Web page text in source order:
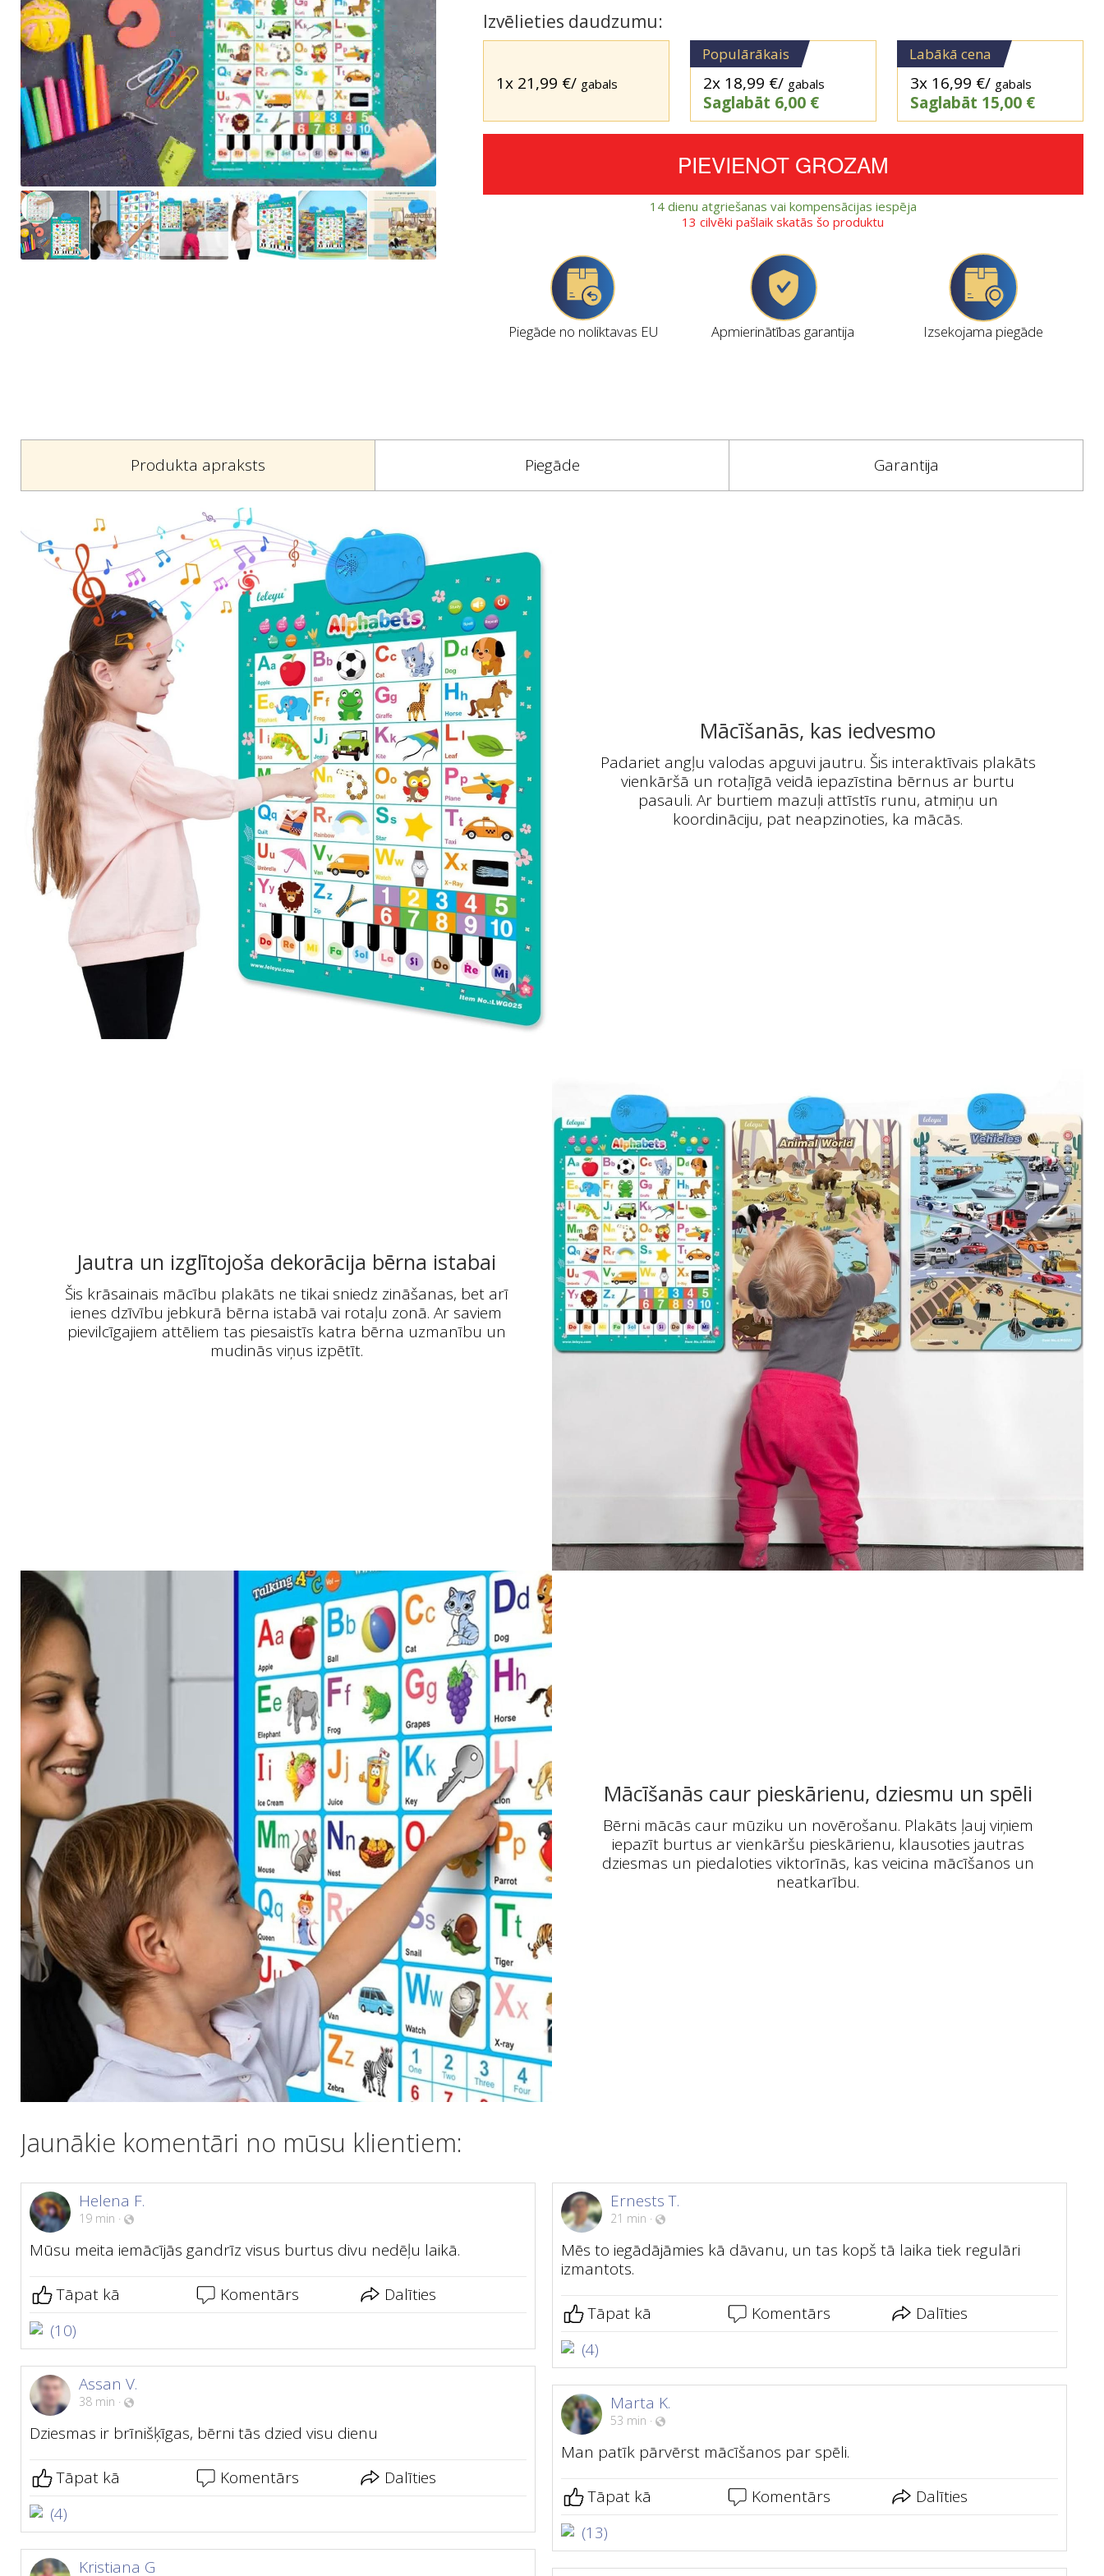
Izvēlieties daudzumu:
1x 21,99 €/ gabals
Populārākais
2x 18,99 €/ gabals
Saglabāt 6,00 €
Labākā cena
3x 16,99 €/ gabals
Saglabāt 15,00 €
PIEVIENOT GROZAM
14 dienu atgriešanas vai kompensācijas iespēja
13 cilvēki pašlaik skatās šo produktu
Piegāde no noliktavas EU Apmierinātības garantija Izsekojama piegāde
Produkta apraksts Piegāde Garantija
Mācīšanās, kas iedvesmo
Padariet angļu valodas apguvi jautru. Šis interaktīvais plakāts
vienkāršā un rotaļīgā veidā iepazīstina bērnus ar burtu
pasauli. Ar burtiem mazuļi attīstīs runu, atmiņu un
koordināciju, pat neapzinoties, ka mācās.
Jautra un izglītojoša dekorācija bērna istabai
Šis krāsainais mācību plakāts ne tikai sniedz zināšanas, bet arī
ienes dzīvību jebkurā bērna istabā vai rotaļu zonā. Ar saviem
pievilcīgajiem attēliem tas piesaistīs katra bērna uzmanību un
mudinās viņus izpētīt.
Mācīšanās caur pieskārienu, dziesmu un spēli
Bērni mācās caur mūziku un novērošanu. Plakāts ļauj viņiem
iepazīt burtus ar vienkāršu pieskārienu, klausoties jautras
dziesmas un piedaloties viktorīnās, kas veicina mācīšanos un
neatkarību.
Jaunākie komentāri no mūsu klientiem:
Helena F.
19 min ·
Mūsu meita iemācījās gandrīz visus burtus divu nedēļu laikā.
Tāpat kā Komentārs
Dalīties
(10)
Assan V.
38 min ·
Dziesmas ir brīnišķīgas, bērni tās dzied visu dienu
Tāpat kā Komentārs
Dalīties
(4)
Kristiana G
Ernests T.
21 min ·
Mēs to iegādājāmies kā dāvanu, un tas kopš tā laika tiek regulāri
izmantots.
Tāpat kā Komentārs
Dalīties
(4)
Marta K.
53 min ·
Man patīk pārvērst mācīšanos par spēli.
Tāpat kā Komentārs
Dalīties
(13)